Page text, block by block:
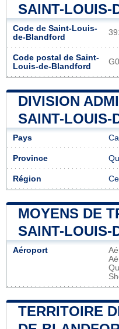
SAINT-LOUIS-
Code de Saint-Louis-
de-Blandford
Code postal de Saint-
Louis-de-Blandford
DIVISION
SAINT-LOUIS-
Pays
Province
Région
MOYENS DE
SAINT-LOUIS-
Aéroport
TERRITOIRE